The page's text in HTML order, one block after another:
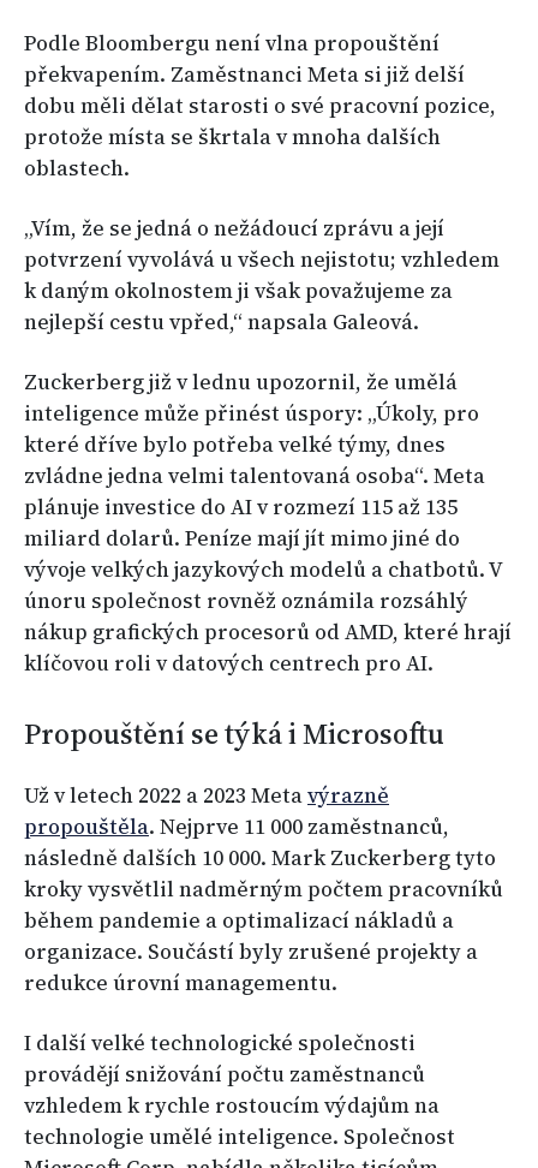
Podle Bloombergu není vlna propouštění
překvapením. Zaměstnanci Meta si již delší
dobu měli dělat starosti o své pracovní pozice,
protože místa se škrtala v mnoha dalších
oblastech.
„Vím, že se jedná o nežádoucí zprávu a její
potvrzení vyvolává u všech nejistotu; vzhledem
k daným okolnostem ji však považujeme za
nejlepší cestu vpřed,“ napsala Galeová.
Zuckerberg již v lednu upozornil, že umělá
inteligence může přinést úspory: „Úkoly, pro
které dříve bylo potřeba velké týmy, dnes
zvládne jedna velmi talentovaná osoba“. Meta
plánuje investice do AI v rozmezí 115 až 135
miliard dolarů. Peníze mají jít mimo jiné do
vývoje velkých jazykových modelů a chatbotů. V
únoru společnost rovněž oznámila rozsáhlý
nákup grafických procesorů od AMD, které hrají
klíčovou roli v datových centrech pro AI.
Propouštění se týká i Microsoftu
Už v letech 2022 a 2023 Metavýrazně
propouštěla. Nejprve 11 000 zaměstnanců,
následně dalších 10 000. Mark Zuckerberg tyto
kroky vysvětlil nadměrným počtem pracovníků
během pandemie a optimalizací nákladů a
organizace. Součástí byly zrušené projekty a
redukce úrovní managementu.
I další velké technologické společnosti
provádějí snižování počtu zaměstnanců
vzhledem k rychle rostoucím výdajům na
technologie umělé inteligence. Společnost